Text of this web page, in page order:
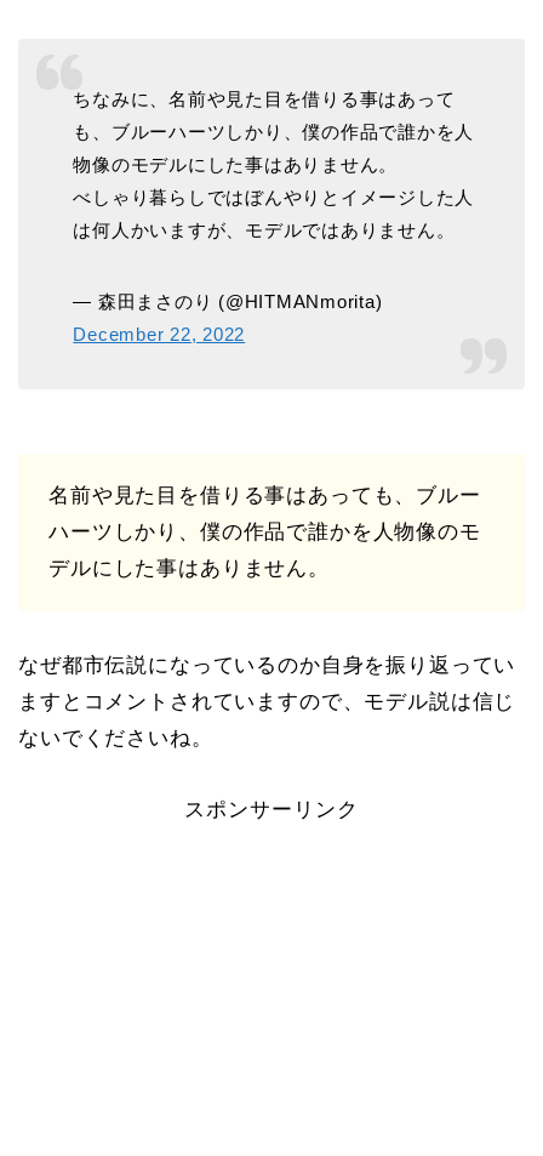
ちなみに、名前や見た目を借りる事はあって
も、ブルーハーツしかり、僕の作品で誰かを人
物像のモデルにした事はありません。
べしゃり暮らしではぼんやりとイメージした人
は何人かいますが、モデルではありません。
— 森田まさのり (@HITMANmorita)
December 22, 2022
名前や見た目を借りる事はあっても、ブルー
ハーツしかり、僕の作品で誰かを人物像のモ
デルにした事はありません。
なぜ都市伝説になっているのか自身を振り返ってい
ますとコメントされていますので、モデル説は信じ
ないでくださいね。
スポンサーリンク